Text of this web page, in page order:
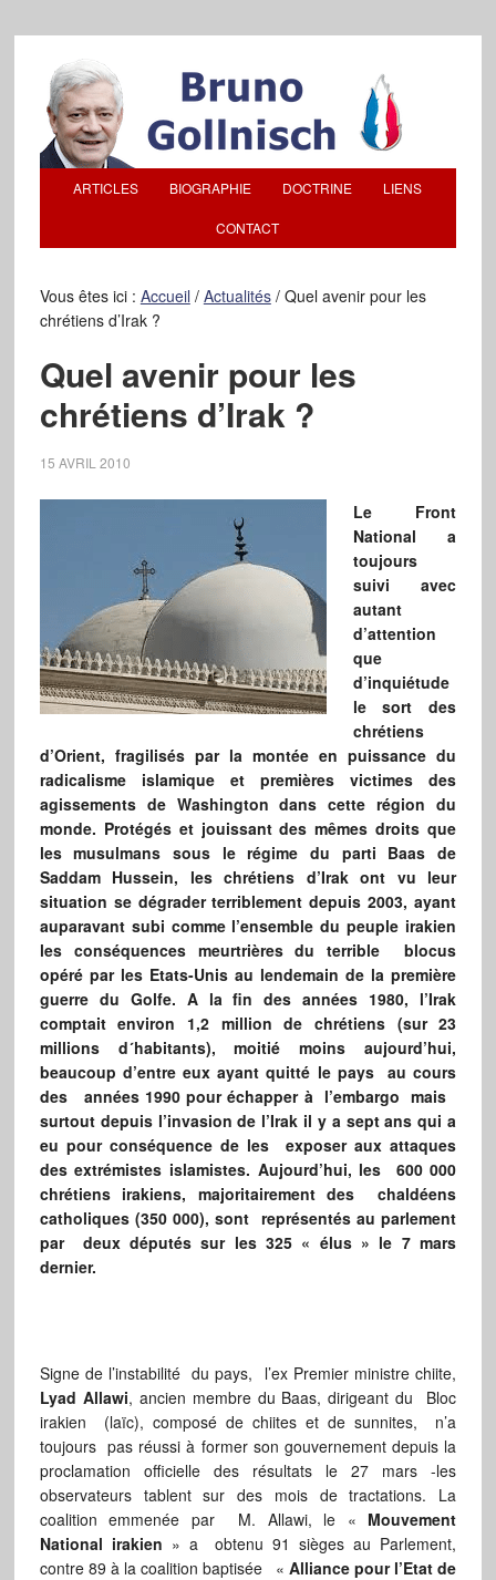
ARTICLES BIOGRAPHIE DOCTRINE LIENS
CONTACT
Vous êtes ici : Accueil / Actualités /Quel avenir pour les
chrétiens d’Irak ?
Quel avenir pour les
chrétiens d’Irak ?
15 AVRIL 2010
Le Front
National a
toujours
suivi avec
autant
d’attention
que
d’inquiétude
le sort des
chrétiens
d’Orient, fragilisés par la montée en puissance du
radicalisme islamique et premières victimes des
agissements de Washington dans cette région du
monde. Protégés et jouissant des mêmes droits que
les musulmans sous le régime du parti Baas de
Saddam Hussein, les chrétiens d’Irak ont vu leur
situation se dégrader terriblement depuis 2003, ayant
auparavant subi comme l’ensemble du peuple irakien
les conséquences meurtrières du terrible blocus
opéré par les Etats-Unis au lendemain de la première
guerre du Golfe. A la fin des années 1980, l’Irak
comptait environ 1,2 million de chrétiens (sur 23
millions d´habitants), moitié moins aujourd’hui,
beaucoup d’entre eux ayant quitté le pays au cours
des années 1990 pour échapper à l’embargo mais
surtout depuis l’invasion de l’Irak il y a sept ans qui a
eu pour conséquence de les exposer aux attaques
des extrémistes islamistes. Aujourd’hui, les 600 000
chrétiens irakiens, majoritairement des chaldéens
catholiques (350 000), sont représentés au parlement
par deux députés sur les 325 « élus » le 7 mars
dernier.
Signe de l’instabilité du pays, l’ex Premier ministre chiite,
Lyad Allawi, ancien membre du Baas, dirigeant du Bloc
irakien (laïc), composé de chiites et de sunnites, n’a
toujours pas réussi à former son gouvernement depuis la
proclamation officielle des résultats le 27 mars -les
observateurs tablent sur des mois de tractations. La
coalition emmenée par M. Allawi, le « Mouvement
National irakien » a obtenu 91 sièges au Parlement,
contre 89 à la coalition baptisée «Alliance pour l’Etat de